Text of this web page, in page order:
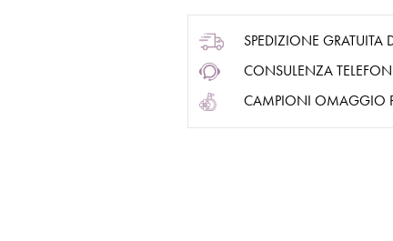
SPEDIZIONE GRATUITA
CONSULENZA
CAMPIONI OMAGGIO